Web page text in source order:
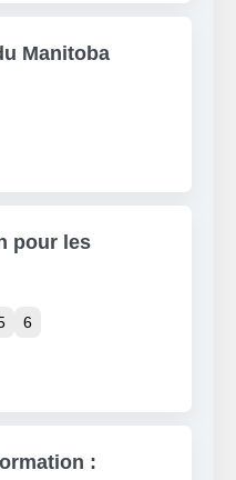
Manitoba
pour les
6
: